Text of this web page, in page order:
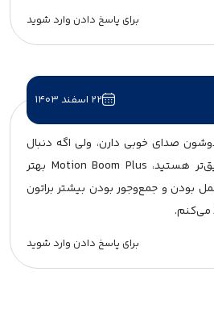
برای پاسخ دادن وارد شوید
۲۲ اسفند ۱۴۰۳
صدای خوبی دارن، ولی اگه دنبال
صدای بلندتر و بیس عمیق‌تر هستید، Motion Boom Plus بهتر
بودن و جمع‌وجور بودن بیشتر براتون
برای پاسخ دادن وارد شوید